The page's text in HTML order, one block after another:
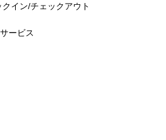
イン/チェックアウト
ービス